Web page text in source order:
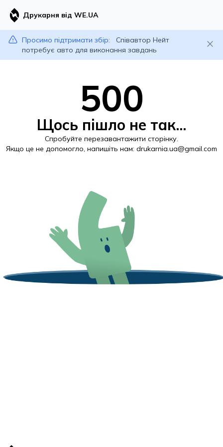
Друкарня від WE.UA
Просимо підтримати збір:
Співавтор Нейт
потребує авто для виконання завдань
500
Щось пішло не так...
Спробуйте перезавантажити сторінку.
Якщо це не допомогло, напишіть нам: drukarnia.ua@gmail.com